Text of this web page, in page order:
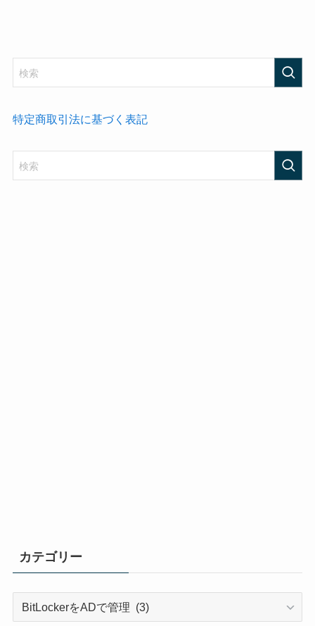
特定商取引法に基づく表記
カテゴリー
カ